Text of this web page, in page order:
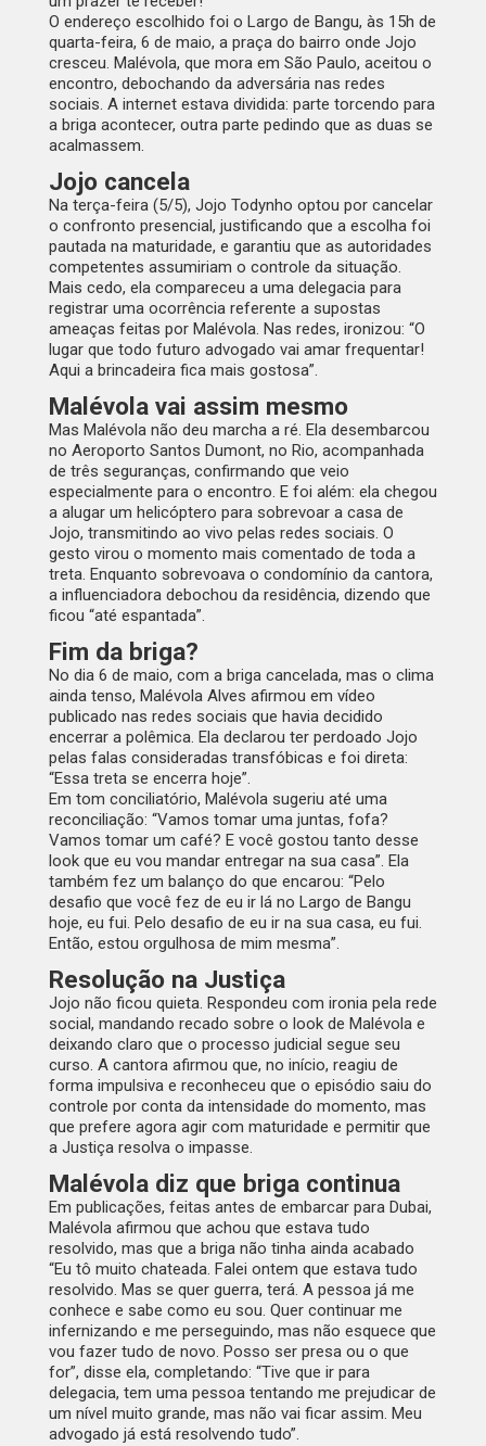
O endereço escolhido foi o Largo de Bangu, às 15h de
quarta-feira, 6 de maio, a praça do bairro onde Jojo
cresceu. Malévola, que mora em São Paulo, aceitou o
encontro, debochando da adversária nas redes
sociais. A internet estava dividida: parte torcendo para
a briga acontecer, outra parte pedindo que as duas se
acalmassem.
Jojo cancela
Na terça-feira (5/5), Jojo Todynho optou por cancelar
o confronto presencial, justificando que a escolha foi
pautada na maturidade, e garantiu que as autoridades
competentes assumiriam o controle da situação.
Mais cedo, ela compareceu a uma delegacia para
registrar uma ocorrência referente a supostas
ameaças feitas por Malévola. Nas redes, ironizou: “O
lugar que todo futuro advogado vai amar frequentar!
Aqui a brincadeira fica mais gostosa”.
Malévola vai assim mesmo
Mas Malévola não deu marcha a ré. Ela desembarcou
no Aeroporto Santos Dumont, no Rio, acompanhada
de três seguranças, confirmando que veio
especialmente para o encontro. E foi além: ela chegou
a alugar um helicóptero para sobrevoar a casa de
Jojo, transmitindo ao vivo pelas redes sociais. O
gesto virou o momento mais comentado de toda a
treta. Enquanto sobrevoava o condomínio da cantora,
a influenciadora debochou da residência, dizendo que
ficou “até espantada”.
Fim da briga?
No dia 6 de maio, com a briga cancelada, mas o clima
ainda tenso, Malévola Alves afirmou em vídeo
publicado nas redes sociais que havia decidido
encerrar a polêmica. Ela declarou ter perdoado Jojo
pelas falas consideradas transfóbicas e foi direta:
“Essa treta se encerra hoje”.
Em tom conciliatório, Malévola sugeriu até uma
reconciliação: “Vamos tomar uma juntas, fofa?
Vamos tomar um café? E você gostou tanto desse
look que eu vou mandar entregar na sua casa”. Ela
também fez um balanço do que encarou: “Pelo
desafio que você fez de eu ir lá no Largo de Bangu
hoje, eu fui. Pelo desafio de eu ir na sua casa, eu fui.
Então, estou orgulhosa de mim mesma”.
Resolução na Justiça
Jojo não ficou quieta. Respondeu com ironia pela rede
social, mandando recado sobre o look de Malévola e
deixando claro que o processo judicial segue seu
curso. A cantora afirmou que, no início, reagiu de
forma impulsiva e reconheceu que o episódio saiu do
controle por conta da intensidade do momento, mas
que prefere agora agir com maturidade e permitir que
a Justiça resolva o impasse.
Malévola diz que briga continua
Em publicações, feitas antes de embarcar para Dubai,
Malévola afirmou que achou que estava tudo
resolvido, mas que a briga não tinha ainda acabado
“Eu tô muito chateada. Falei ontem que estava tudo
resolvido. Mas se quer guerra, terá. A pessoa já me
conhece e sabe como eu sou. Quer continuar me
infernizando e me perseguindo, mas não esquece que
vou fazer tudo de novo. Posso ser presa ou o que
for”, disse ela, completando: “Tive que ir para
delegacia, tem uma pessoa tentando me prejudicar de
um nível muito grande, mas não vai ficar assim. Meu
advogado já está resolvendo tudo”.